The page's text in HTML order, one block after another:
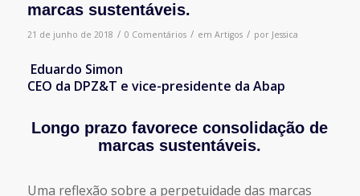
marcas sustentáveis.
21 de junho de 2018 / 0 Comentários / em Artigos / por Jessica
Eduardo Simon
CEO da DPZ&T e vice-presidente da Abap
Longo prazo favorece consolidação de
marcas sustentáveis.
Uma reflexão sobre a perpetuidade das marcas